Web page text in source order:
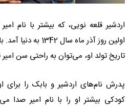
اردشیر قلعه نویی، که بیشتر با نام
اولین روز آذر ماه
تاریخ تولد او، می‌توان به راحتی سن
پدرش نام‌های اردشیر و بابک را برای
کودکی بیشتر او را با نام امیر صدا